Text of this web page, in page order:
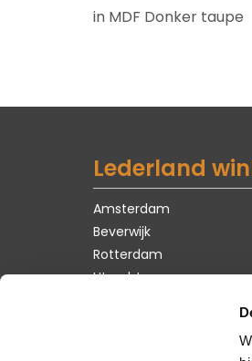
in MDF Donker taupe
Lederland
Amsterdam
Beverwijk
Rotterdam
Utrecht